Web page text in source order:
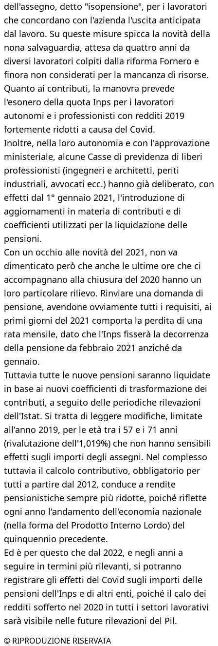
dell'assegno, detto "isopensione", per i lavoratori
che concordano con l'azienda l'uscita anticipata
dal lavoro. Su queste misure spicca la novità della
nona salvaguardia, attesa da quattro anni da
diversi lavoratori colpiti dalla riforma Fornero e
finora non considerati per la mancanza di risorse.
Quanto ai contributi, la manovra prevede
l'esonero della quota Inps per i lavoratori
autonomi e i professionisti con redditi 2019
fortemente ridotti a causa del Covid.
Inoltre, nella loro autonomia e con l'approvazione
ministeriale, alcune Casse di previdenza di liberi
professionisti (ingegneri e architetti, periti
industriali, avvocati ecc.) hanno già deliberato, con
effetti dal 1° gennaio 2021, l'introduzione di
aggiornamenti in materia di contributi e di
coefficienti utilizzati per la liquidazione delle
pensioni.
Con un occhio alle novità del 2021, non va
dimenticato però che anche le ultime ore che ci
accompagnano alla chiusura del 2020 hanno un
loro particolare rilievo. Rinviare una domanda di
pensione, avendone ovviamente tutti i requisiti, ai
primi giorni del 2021 comporta la perdita di una
rata mensile, dato che l'Inps fisserà la decorrenza
della pensione da febbraio 2021 anziché da
gennaio.
Tuttavia tutte le nuove pensioni saranno liquidate
in base ai nuovi coefficienti di trasformazione dei
contributi, a seguito delle periodiche rilevazioni
dell'Istat. Si tratta di leggere modifiche, limitate
all'anno 2019, per le età tra i 57 e i 71 anni
(rivalutazione dell'1,019%) che non hanno sensibili
effetti sugli importi degli assegni. Nel complesso
tuttavia il calcolo contributivo, obbligatorio per
tutti a partire dal 2012, conduce a rendite
pensionistiche sempre più ridotte, poiché riflette
ogni anno l'andamento dell'economia nazionale
(nella forma del Prodotto Interno Lordo) del
quinquennio precedente.
Ed è per questo che dal 2022, e negli anni a
seguire in termini più rilevanti, si potranno
registrare gli effetti del Covid sugli importi delle
pensioni dell'Inps e di altri enti, poiché il calo dei
redditi sofferto nel 2020 in tutti i settori lavorativi
sarà visibile nelle future rilevazioni del Pil.
© RIPRODUZIONE RISERVATA